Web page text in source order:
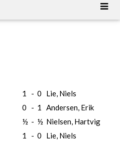
1 - 0
Lie, Niels
0 - 1
Andersen, Erik
½ - ½ Nielsen, Hartvig
1 - 0
Lie, Niels